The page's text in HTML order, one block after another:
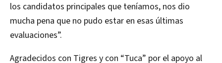
los candidatos principales que teníamos, nos dio
mucha pena que no pudo estar en esas últimas
evaluaciones”.
Agradecidos con Tigres y con “Tuca” por el apoyo al